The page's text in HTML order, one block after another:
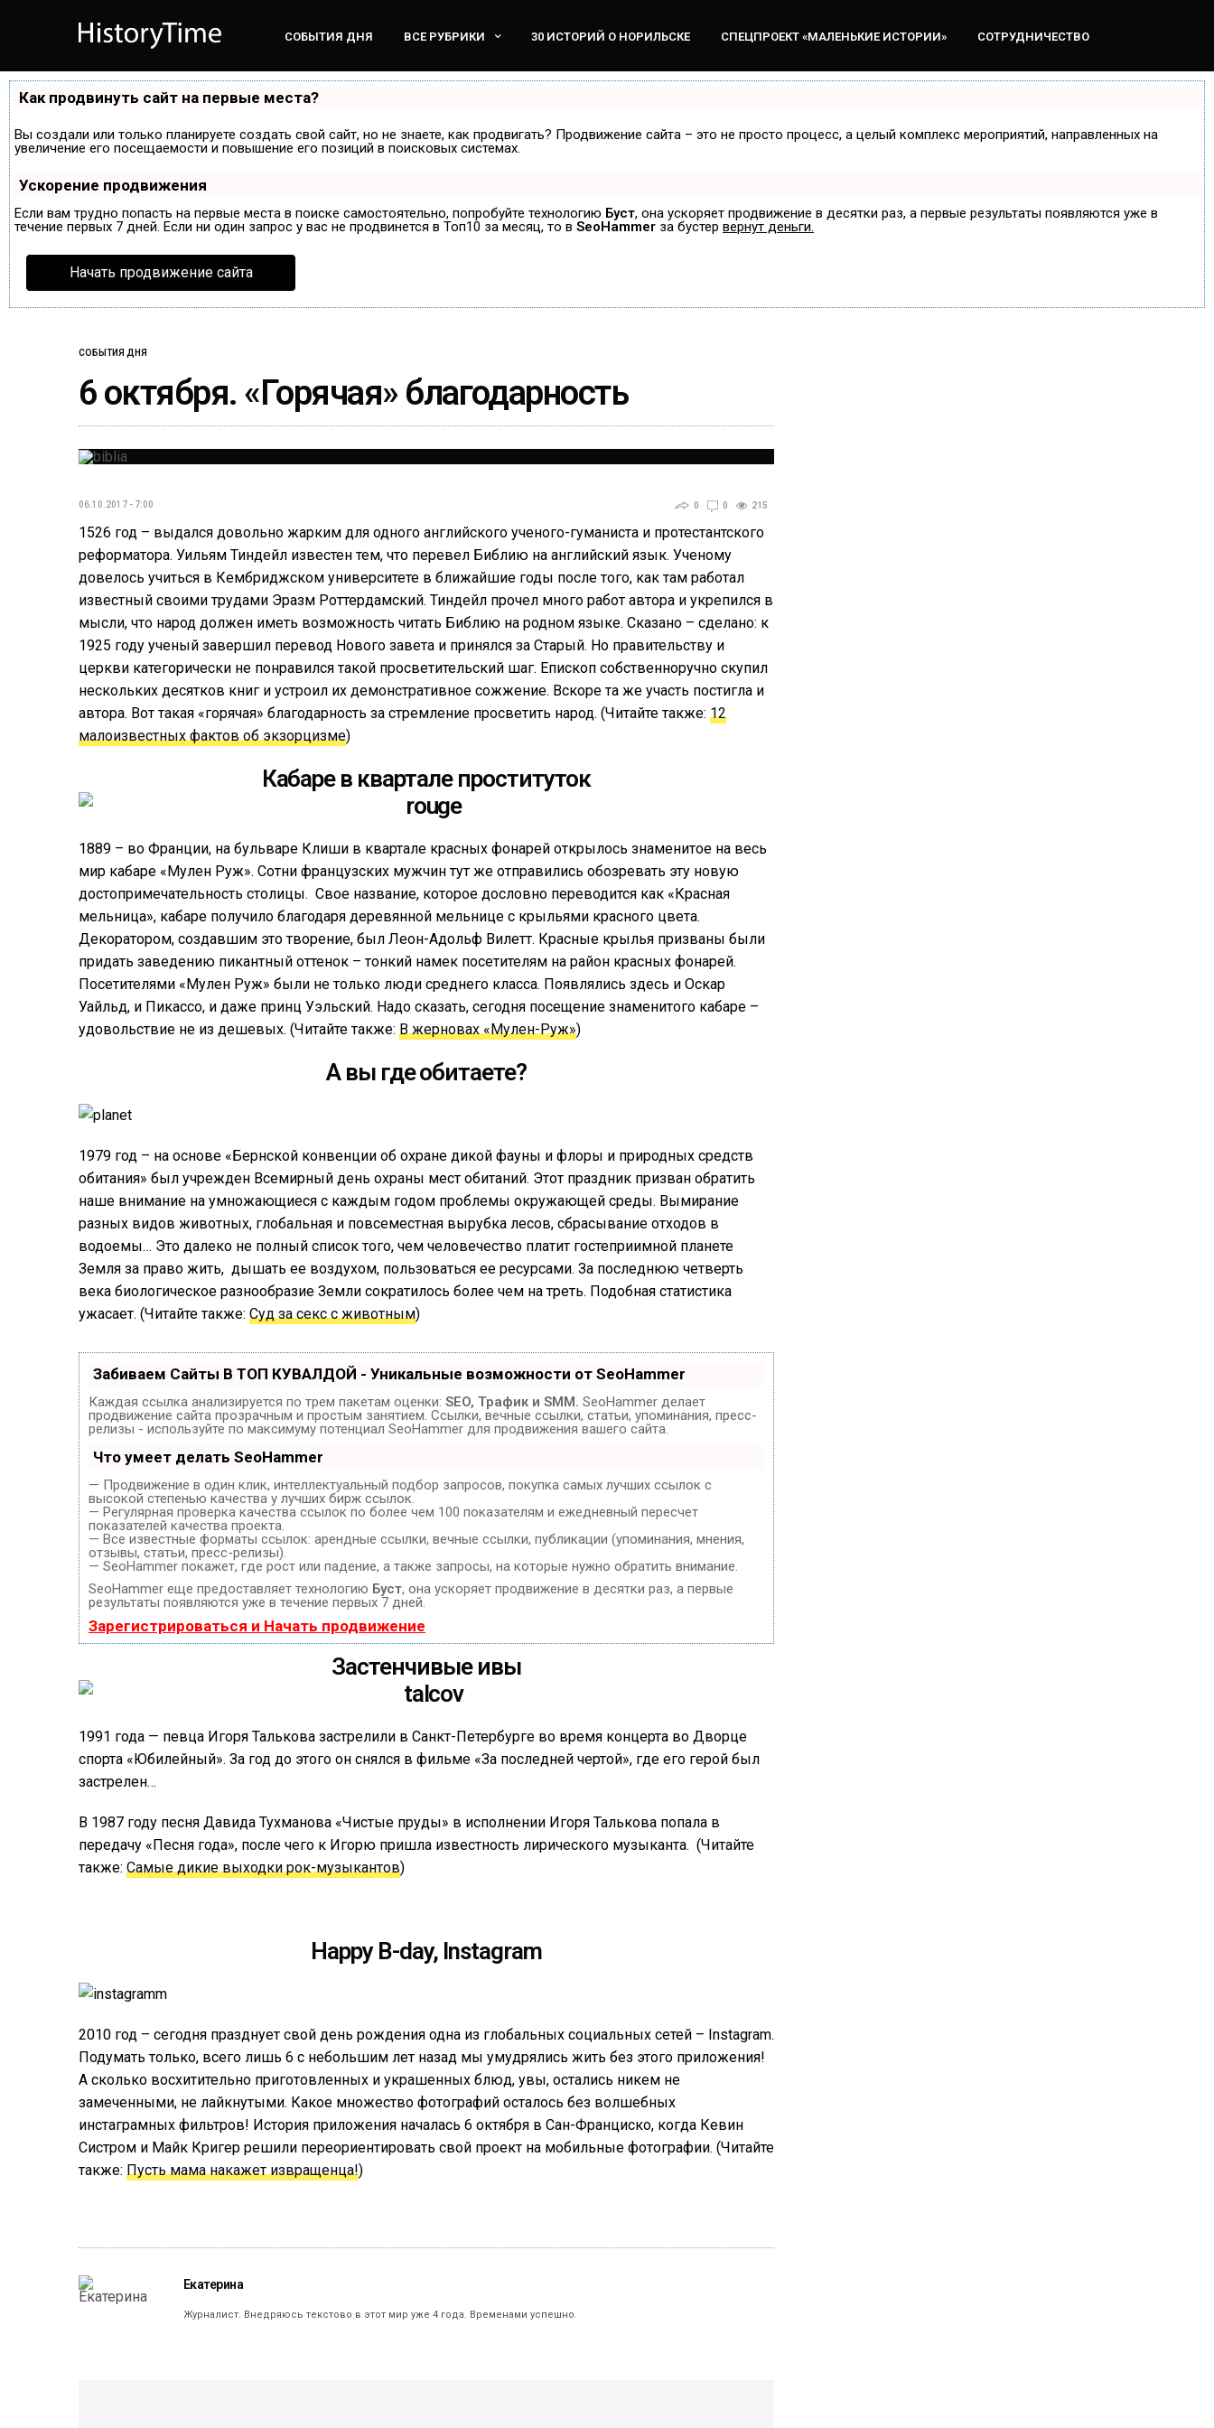
СОБЫТИЯ ДНЯ ВСЕ РУБРИКИ 30 ИСТОРИЙ О НОРИЛЬСКЕ СПЕЦПРОЕКТ «МАЛЕНЬКИЕ ИСТОРИИ» СОТРУДНИЧЕСТВО
Как продвинуть сайт на первые места?
Вы создали или только планируете создать свой сайт, но не знаете, как продвигать? Продвижение сайта – это не просто процесс, а целый комплекс мероприятий, направленных на
увеличение его посещаемости и повышение его позиций в поисковых системах.
Ускорение продвижения
Если вам трудно попасть на первые места в поиске самостоятельно, попробуйте технологию Буст, она ускоряет продвижение в десятки раз, а первые результаты появляются уже в
течение первых 7 дней. Если ни один запрос у вас не продвинется в Топ10 за месяц, то в SeoHammer за бустер вернут деньги.
Начать продвижение сайта
СОБЫТИЯ ДНЯ
6 октября. «Горячая» благодарность
06.10.2017 - 7:00 0 0 215
1526 год – выдался довольно жарким для одного английского ученого-гуманиста и протестантского
реформатора. Уильям Тиндейл известен тем, что перевел Библию на английский язык. Ученому
довелось учиться в Кембриджском университете в ближайшие годы после того, как там работал
известный своими трудами Эразм Роттердамский. Тиндейл прочел много работ автора и укрепился в
мысли, что народ должен иметь возможность читать Библию на родном языке. Сказано – сделано: к
1925 году ученый завершил перевод Нового завета и принялся за Старый. Но правительству и
церкви категорически не понравился такой просветительский шаг. Епископ собственноручно скупил
нескольких десятков книг и устроил их демонстративное сожжение. Вскоре та же участь постигла и
автора. Вот такая «горячая» благодарность за стремление просветить народ. (Читайте также: 12
малоизвестных фактов об экзорцизме)
Кабаре в квартале проституток
1889 – во Франции, на бульваре Клиши в квартале красных фонарей открылось знаменитое на весь
мир кабаре «Мулен Руж». Сотни французских мужчин тут же отправились обозревать эту новую
достопримечательность столицы. Свое название, которое дословно переводится как «Красная
мельница», кабаре получило благодаря деревянной мельнице с крыльями красного цвета.
Декоратором, создавшим это творение, был Леон-Адольф Вилетт. Красные крылья призваны были
придать заведению пикантный оттенок – тонкий намек посетителям на район красных фонарей.
Посетителями «Мулен Руж» были не только люди среднего класса. Появлялись здесь и Оскар
Уайльд, и Пикассо, и даже принц Уэльский. Надо сказать, сегодня посещение знаменитого кабаре –
удовольствие не из дешевых. (Читайте также: В жерновах «Мулен-Руж»)
А вы где обитаете?
1979 год – на основе «Бернской конвенции об охране дикой фауны и флоры и природных средств
обитания» был учрежден Всемирный день охраны мест обитаний. Этот праздник призван обратить
наше внимание на умножающиеся с каждым годом проблемы окружающей среды. Вымирание
разных видов животных, глобальная и повсеместная вырубка лесов, сбрасывание отходов в
водоемы… Это далеко не полный список того, чем человечество платит гостеприимной планете
Земля за право жить, дышать ее воздухом, пользоваться ее ресурсами. За последнюю четверть
века биологическое разнообразие Земли сократилось более чем на треть. Подобная статистика
ужасает. (Читайте также: Суд за секс с животным)
Забиваем Сайты В ТОП КУВАЛДОЙ - Уникальные возможности от SeoHammer
Каждая ссылка анализируется по трем пакетам оценки: SEO, Трафик и SMM. SeoHammer делает
продвижение сайта прозрачным и простым занятием. Ссылки, вечные ссылки, статьи, упоминания, пресс-
релизы - используйте по максимуму потенциал SeoHammer для продвижения вашего сайта.
Что умеет делать SeoHammer
— Продвижение в один клик, интеллектуальный подбор запросов, покупка самых лучших ссылок с
высокой степенью качества у лучших бирж ссылок.
— Регулярная проверка качества ссылок по более чем 100 показателям и ежедневный пересчет
показателей качества проекта.
— Все известные форматы ссылок: арендные ссылки, вечные ссылки, публикации (упоминания, мнения,
отзывы, статьи, пресс-релизы).
— SeoHammer покажет, где рост или падение, а также запросы, на которые нужно обратить внимание.
SeoHammer еще предоставляет технологию Буст, она ускоряет продвижение в десятки раз, а первые
результаты появляются уже в течение первых 7 дней.
Зарегистрироваться и Начать продвижение
Застенчивые ивы
1991 года — певца Игоря Талькова застрелили в Санкт-Петербурге во время концерта во Дворце
спорта «Юбилейный». За год до этого он снялся в фильме «За последней чертой», где его герой был
застрелен…
В 1987 году песня Давида Тухманова «Чистые пруды» в исполнении Игоря Талькова попала в
передачу «Песня года», после чего к Игорю пришла известность лирического музыканта. (Читайте
также: Cамые дикие выходки рок-музыкантов)
Happy B-day, Instagram
2010 год – сегодня празднует свой день рождения одна из глобальных социальных сетей – Instagram.
Подумать только, всего лишь 6 с небольшим лет назад мы умудрялись жить без этого приложения!
А сколько восхитительно приготовленных и украшенных блюд, увы, остались никем не
замеченными, не лайкнутыми. Какое множество фотографий осталось без волшебных
инстаграмных фильтров! История приложения началась 6 октября в Сан-Франциско, когда Кевин
Систром и Майк Кригер решили переориентировать свой проект на мобильные фотографии. (Читайте
также: Пусть мама накажет извращенца!)
Екатерина
Журналист. Внедряюсь текстово в этот мир уже 4 года. Временами успешно.